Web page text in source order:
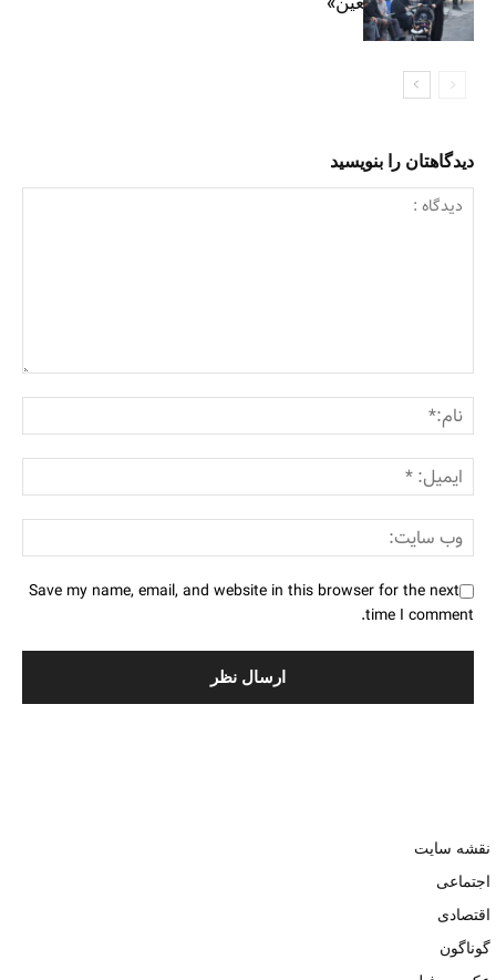
دیدگاهتان را بنویسید
Save my name, email, and website in this browser for the next
time I comment.
نقشه سایت
اجتماعی
اقتصادی
گوناگون